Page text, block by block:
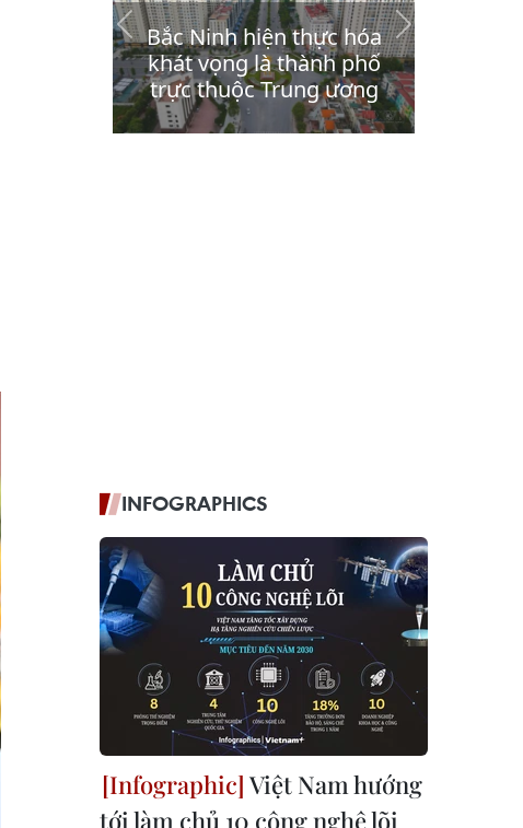
INFOGRAPHICS
Việt Nam hướng
tới làm chủ 10 công nghệ lõi